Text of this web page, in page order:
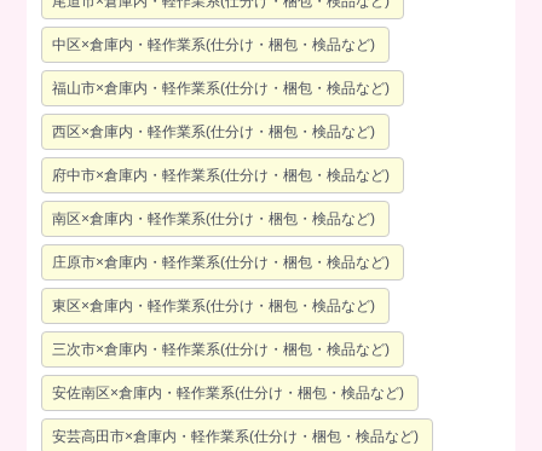
中区×倉庫内・軽作業系(仕分け・梱包・検品など)
福山市×倉庫内・軽作業系(仕分け・梱包・検品など)
西区×倉庫内・軽作業系(仕分け・梱包・検品など)
府中市×倉庫内・軽作業系(仕分け・梱包・検品など)
南区×倉庫内・軽作業系(仕分け・梱包・検品など)
庄原市×倉庫内・軽作業系(仕分け・梱包・検品など)
東区×倉庫内・軽作業系(仕分け・梱包・検品など)
三次市×倉庫内・軽作業系(仕分け・梱包・検品など)
安佐南区×倉庫内・軽作業系(仕分け・梱包・検品など)
安芸高田市×倉庫内・軽作業系(仕分け・梱包・検品など)